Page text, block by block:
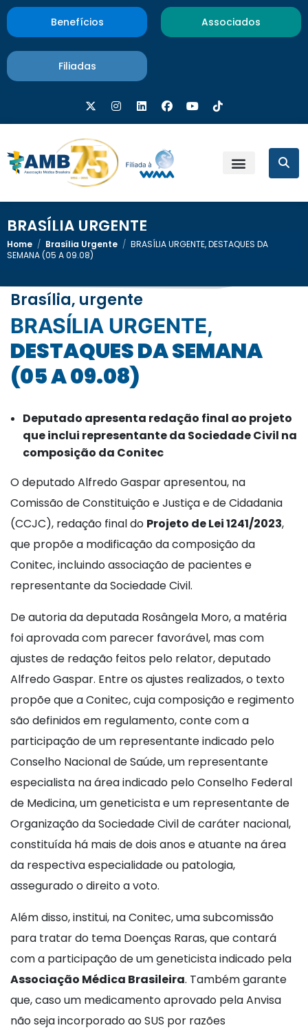
Benefícios Associados
Filiadas
BRASÍLIA URGENTE
Home / Brasília Urgente / BRASÍLIA URGENTE, DESTAQUES DA
SEMANA (05 A 09.08)
Brasília, urgente
BRASÍLIA URGENTE,
DESTAQUES DA SEMANA
(05 A 09.08)
Deputado apresenta redação final ao projeto
que inclui representante da Sociedade Civil na
composição da Conitec
O deputado Alfredo Gaspar apresentou, na
Comissão de Constituição e Justiça e de Cidadania
(CCJC), redação final do Projeto de Lei 1241/2023,
que propõe a modificação da composição da
Conitec, incluindo associação de pacientes e
representante da Sociedade Civil.
De autoria da deputada Rosângela Moro, a matéria
foi aprovada com parecer favorável, mas com
ajustes de redação feitos pelo relator, deputado
Alfredo Gaspar. Entre os ajustes realizados, o texto
propõe que a Conitec, cuja composição e regimento
são definidos em regulamento, conte com a
participação de um representante indicado pelo
Conselho Nacional de Saúde, um representante
especialista na área indicado pelo Conselho Federal
de Medicina, um geneticista e um representante de
Organização da Sociedade Civil de caráter nacional,
constituída há mais de dois anos e atuante na área
da respectiva especialidade ou patologia,
assegurado o direito a voto.
Além disso, institui, na Conitec, uma subcomissão
para tratar do tema Doenças Raras, que contará
com a participação de um geneticista indicado pela
Associação Médica Brasileira. Também garante
que, caso um medicamento aprovado pela Anvisa
não seja incorporado ao SUS por razões